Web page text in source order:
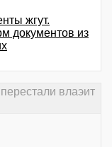
жгут.
документов из
влаэит